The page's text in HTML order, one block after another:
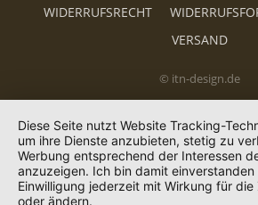
WIDERRUFSRECHT
VERSAND
© itn-design.de
Diese Seite nutzt Website Tracking-
um ihre Dienste anzubieten, stetig zu
Werbung entsprechend der Interessen
anzuzeigen. Ich bin damit einverstanden
Einwilligung jederzeit mit Wirkung für
oder ändern.